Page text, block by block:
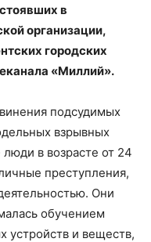
в
организации,
городских
«Миллий».
подсудимых
взрывных
в возрасте от 24
преступления,
Они
обучением
устройств и веществ,